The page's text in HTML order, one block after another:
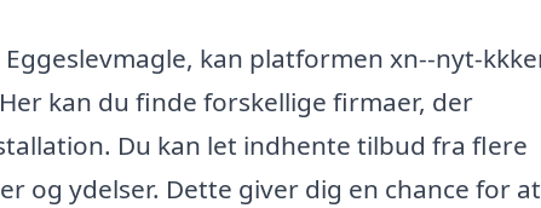
kan platformen xn--nyt-
kan du finde forskellige firmaer, der
Du kan let indhente tilbud fra flere
og ydelser. Dette giver dig en chance for at